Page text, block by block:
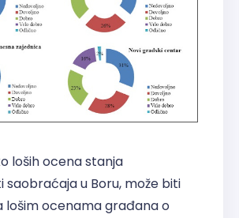
loših ocena stanja
saobraćaja u Boru, može biti
lošim ocenama građana o